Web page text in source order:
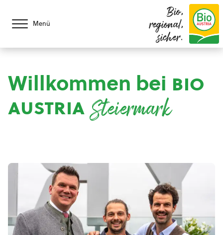
Menü
Bio,
regional,
sicher.
Willkommen bei bio
austriaSteiermark